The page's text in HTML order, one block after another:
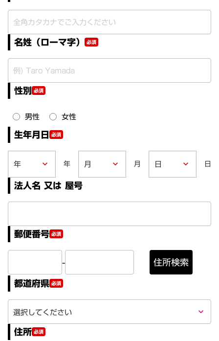
名姓（ローマ字） 必須
性別 必須
男性 女性
生年月日 必須
keyboard_arrow_down 年 keyboard_arrow_down 月 keyboard_arrow_down 日
法人名 又は 屋号
郵便番号 必須
-
住所検索
都道府県 必須
keyboard_arrow_down
住所 必須